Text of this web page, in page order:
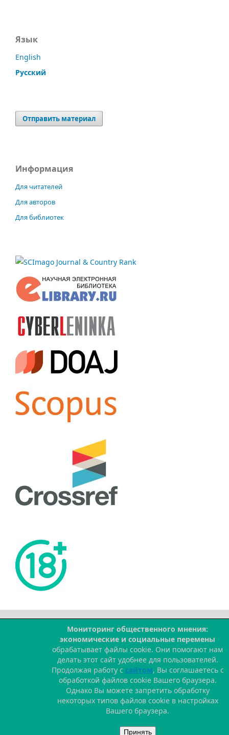
Язык
English
Русский
Отправить материал
Информация
Для читателей
Для авторов
Для библиотек
Мониторинг общественного мнения:
экономические и социальные перемены
обрабатывает файлы cookie. Они помогают нам
делать этот сайт удобнее для пользователей.
Продолжая работу с сайтом, Вы соглашаетесь с
обработкой файлов cookie Вашего браузера.
Однако Вы можете запретить обработку
некоторых типов файлов cookie в настройках
Вашего браузера.
Принять